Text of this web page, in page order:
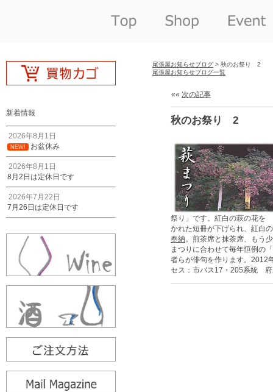
新着情報
2026年8月1日
NEW! お盆休み
2026年8月1日
8月2日は定休日です
2026年7月22日
7月26日は定休日です
尾張屋お知らせブログ > 秋のお祭り 2
尾張屋お知らせブログ一覧
«« 次の記事
秋のお祭り 2
祭り」です。紅白の萩の花
かれた短冊が下げられ、紅白
奉納。煎茶席と抹茶席、もう
まつりに合わせて毎年恒例の
者らが俳句を作ります。2012
セス：市バス17・205系統